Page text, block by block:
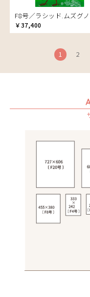
漁
ワニ
F8号／ラシッド.ムズグノ
￥37,400
1 2